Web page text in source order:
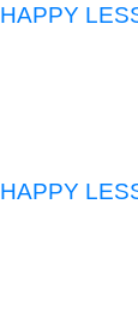
HAPPY
HAPPY